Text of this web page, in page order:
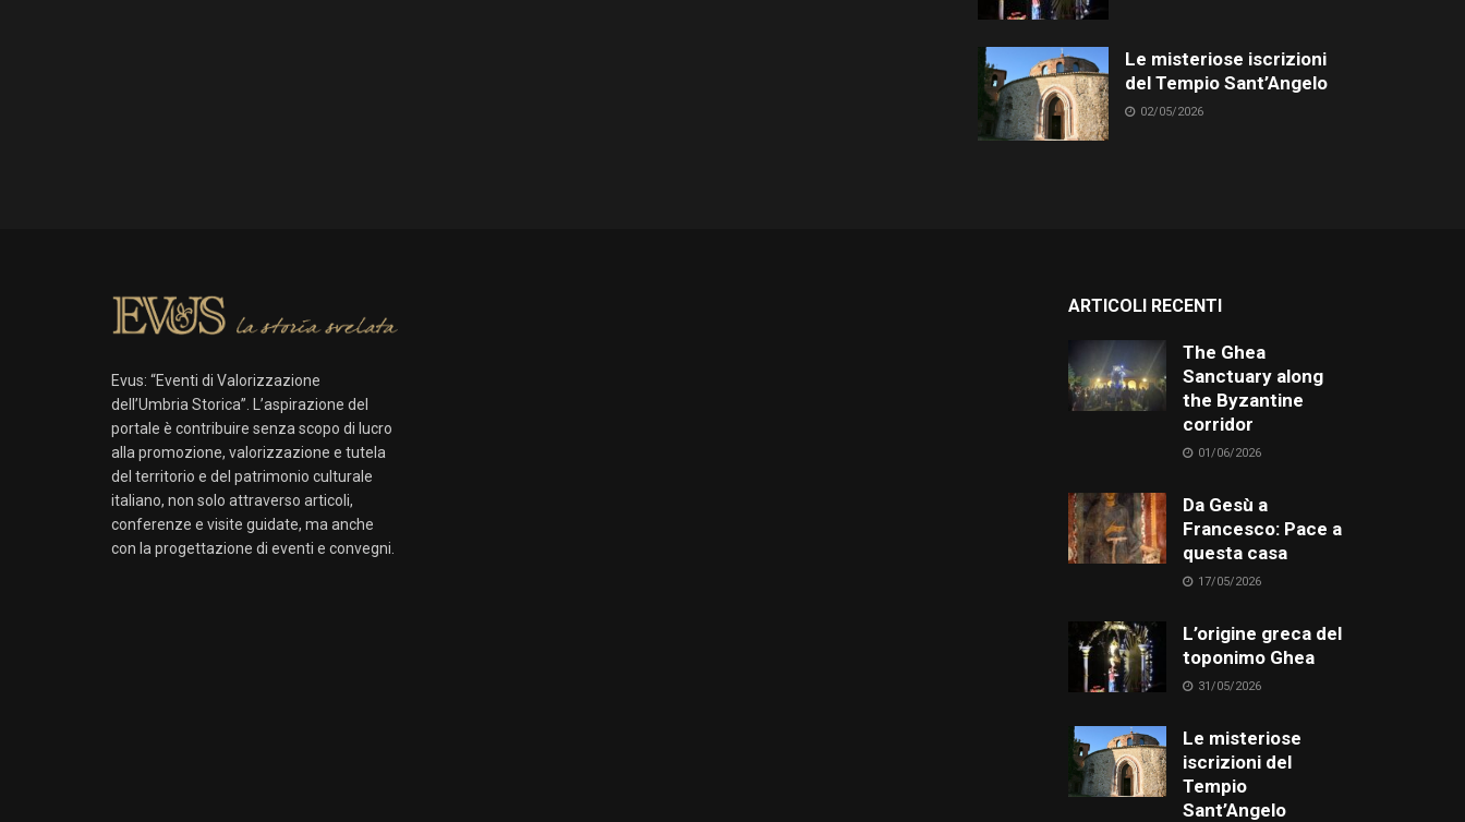
Le misteriose iscrizioni
del Tempio Sant’Angelo
02/05/2026
Evus: “Eventi di Valorizzazione
dell’Umbria Storica”. L’aspirazione del
portale è contribuire senza scopo di lucro
alla promozione, valorizzazione e tutela
del territorio e del patrimonio culturale
italiano, non solo attraverso articoli,
conferenze e visite guidate, ma anche
con la progettazione di eventi e convegni.
ARTICOLI RECENTI
The Ghea
Sanctuary along
the Byzantine
corridor
01/06/2026
Da Gesù a
Francesco: Pace a
questa casa
17/05/2026
L’origine greca del
toponimo Ghea
31/05/2026
Le misteriose
iscrizioni del
Tempio
Sant’Angelo